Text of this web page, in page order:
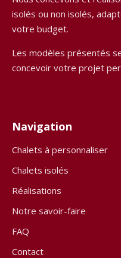
isolés ou non isolés,
votre budget.
Les modèles présentés
concevoir votre projet
Navigation
Chalets à personnaliser
Chalets isolés
Réalisations
Notre savoir-faire
FAQ
Contact